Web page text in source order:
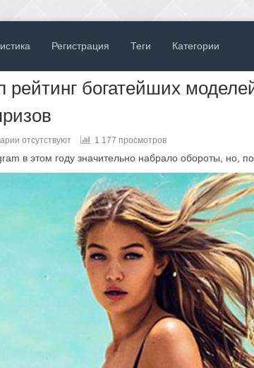
Регистрация Теги Категории
рейтинг богатейших
отсутствуют 1 177 просмотров
в этом году значительно набрало обороты, но,